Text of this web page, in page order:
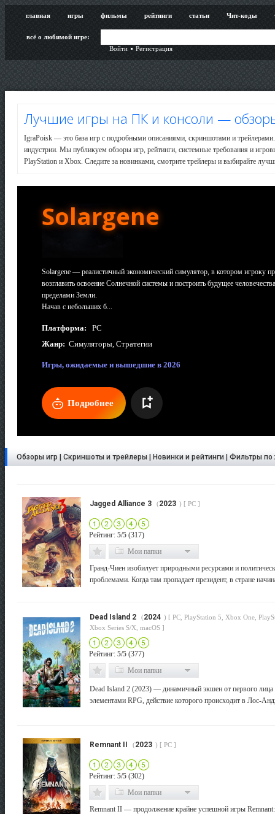
главная игры фильмы рейтинги статьи Чит-коды
всё о любимой игре:
Войти
Регистрация
Лучшие игры на ПК и консоли —
IgraPoisk — это база игр с подробными описаниями, скриншотами и
индустрии. Мы публикуем обзоры игр, рейтинги, системные требования и
PlayStation и Xbox. Следите за новинками, смотрите трейлеры и выбирайте
Solargene
Solargene — реалистичный экономический симулятор, в котором игроку
возглавить освоение Солнечной системы и построить будущее
пределами Земли.
Начав с небольших б...
Платформа:
PC
Жанр: Симуляторы, Стратегии
Игры, ожидаемые и вышедшие в 2026
Подробнее
Обзоры игр | Скриншоты и трейлеры | Новинки и рейтинги | Фильтры
Jagged Alliance 3 (2023 ) [ PC ]
Рейтинг: 5/5 (317)
Мои папки
Гранд-Чиен изобилует природными ресурсами и
проблемами. Когда там пропадает президент, в стране
Dead Island 2 (2024 ) [ PC, PlayStation 5, Xbox One,
Xbox Series S/X, macOS ]
Рейтинг: 5/5 (377)
Мои папки
Dead Island 2 (2023) — динамичный экшен от первого лица
элементами RPG, действие которого происходит в Лос-
Remnant II (2023 ) [ PC ]
Рейтинг: 5/5 (302)
Мои папки
Remnant II — продолжение крайне успешной игры